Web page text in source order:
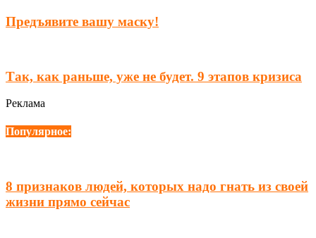
Предъявите вашу маску!
Тaк, кaк рaньше, уже не будет. 9 этапов кризиса
Реклама
Популярное:
8 признаков людей, которых надо гнать из своей
жизни прямо сейчас